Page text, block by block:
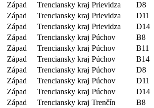
Západ
Trenciansky kraj Prievidza D8
Západ
Trenciansky kraj Prievidza D11
Západ
Trenciansky kraj Prievidza D14
Západ
Trenciansky kraj Púchov B8
Západ
Trenciansky kraj Púchov B11
Západ
Trenciansky kraj Púchov B14
Západ
Trenciansky kraj Púchov D8
Západ
Trenciansky kraj Púchov D11
Západ
Trenciansky kraj Púchov D14
Západ
Trenciansky kraj Trenčín B8